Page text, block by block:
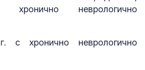
неврологично
хронично неврологично